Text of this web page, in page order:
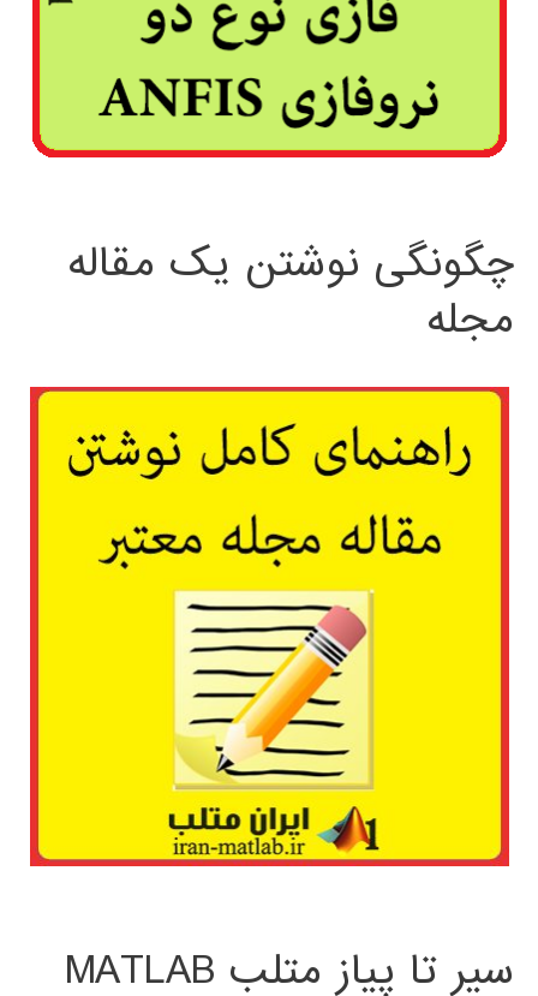
چگونگی نوشتن یک مقاله
مجله
سیر تا پیاز متلب MATLAB